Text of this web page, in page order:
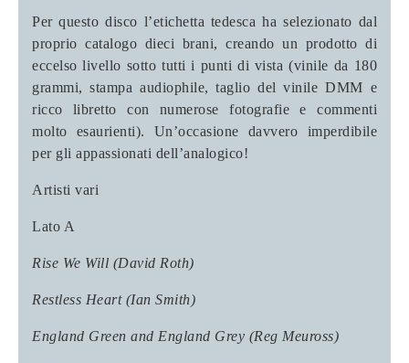
Per questo disco l’etichetta tedesca ha selezionato dal
proprio catalogo dieci brani, creando un prodotto di
eccelso livello sotto tutti i punti di vista (vinile da 180
grammi, stampa audiophile, taglio del vinile DMM e
ricco libretto con numerose fotografie e commenti
molto esaurienti). Un’occasione davvero imperdibile
per gli appassionati dell’analogico!
Artisti vari
Lato A
Rise We Will (David Roth)
Restless Heart (Ian Smith)
England Green and England Grey (Reg Meuross)